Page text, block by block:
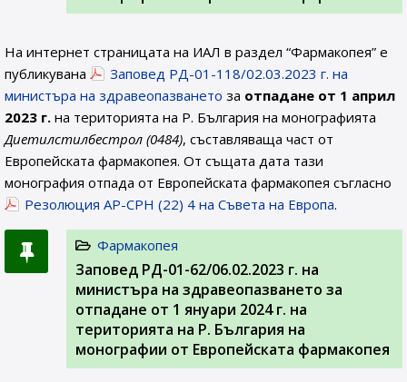
На интернет страницата на ИАЛ в раздел “Фармакопея” е
публикувана
Заповед РД-01-118/02.03.2023 г. на
министъра на здравеопазването за отпадане от 1 април
2023 г. на територията на Р. България на монографията
Диетилстилбестрол (0484), съставляваща част от
Европейската фармакопея. От същата дата тази
монография отпада от Европейската фармакопея съгласно
Резолюция AP-CPH (22) 4 на Съвета на Европа.
Фармакопея
Заповед РД-01-62/06.02.2023 г. на
министъра на здравеопазването за
отпадане от 1 януари 2024 г. на
територията на Р. България на
монографии от Европейската фармакопея